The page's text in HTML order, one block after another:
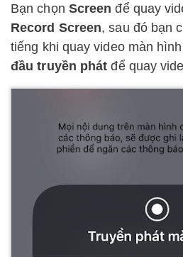
Bạn chọn Screen để quay
Record Screen, sau đó bạn
tiếng khi quay video màn
đầu truyền phát để quay